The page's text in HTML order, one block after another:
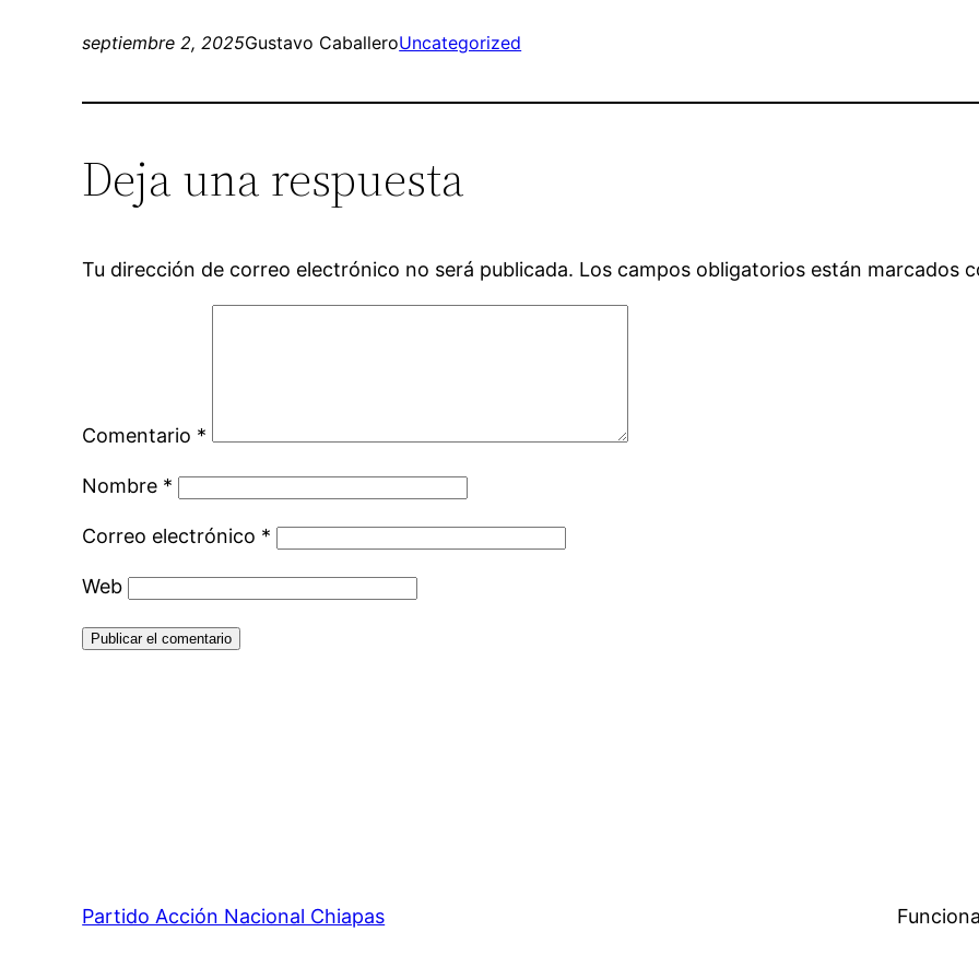
septiembre 2, 2025Gustavo CaballeroUncategorized
Deja una respuesta
Tu dirección de correo electrónico no será publicada. Los campos obligatorios están marcados
Comentario *
Nombre *
Correo electrónico *
Web
Partido Acción Nacional Chiapas